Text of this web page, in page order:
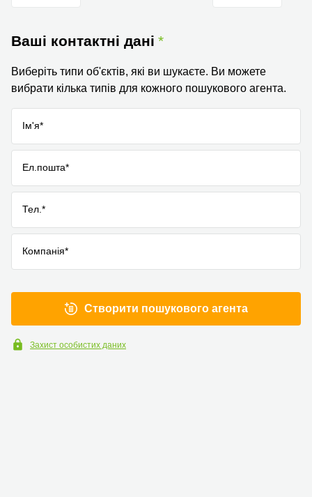
Ваші контактні дані
Виберіть типи об'єктів, які ви шукаєте. Ви можете
вибрати кілька типів для кожного пошукового агента.
Ім'я*
Ел.пошта*
Тел.*
Компанія*
Створити пошукового агента
Захист особистих даних